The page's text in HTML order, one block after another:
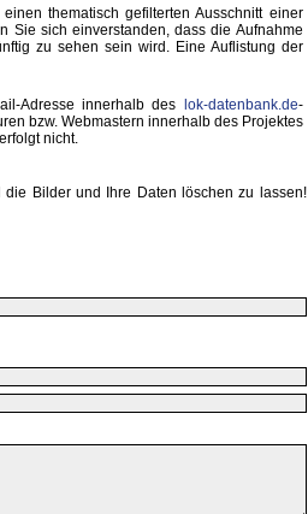
thematisch gefilterten Ausschnitt einer
Sie sich einverstanden, dass die Aufnahme
zu sehen sein wird. Eine Auflistung der
Adresse innerhalb des lok-datenbank.de-
bzw. Webmastern innerhalb des Projektes
nicht.
Bilder und Ihre Daten löschen zu lassen!